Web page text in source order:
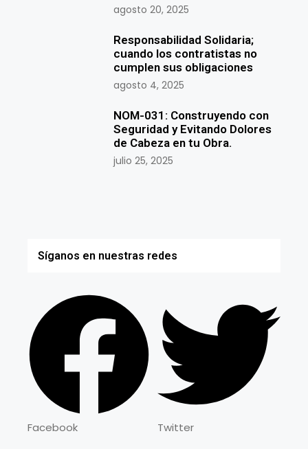
agosto 20, 2025
Responsabilidad Solidaria;
cuando los contratistas no
cumplen sus obligaciones
agosto 4, 2025
NOM-031: Construyendo con
Seguridad y Evitando Dolores
de Cabeza en tu Obra.
julio 25, 2025
Síganos en nuestras redes
Facebook Twitter